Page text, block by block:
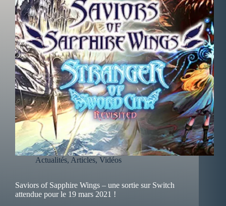
Actualités, Articles, Vidéos
Saviors of Sapphire Wings – une sortie sur Switch
attendue pour le 19 mars 2021 !